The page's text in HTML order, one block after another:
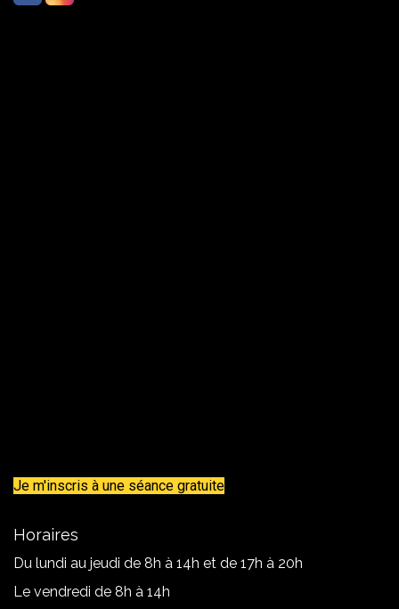
Je m'inscris à une séance gratuite
Horaires
Du lundi au jeudi de 8h à 14h et de 17h à 20h
Le vendredi de 8h à 14h